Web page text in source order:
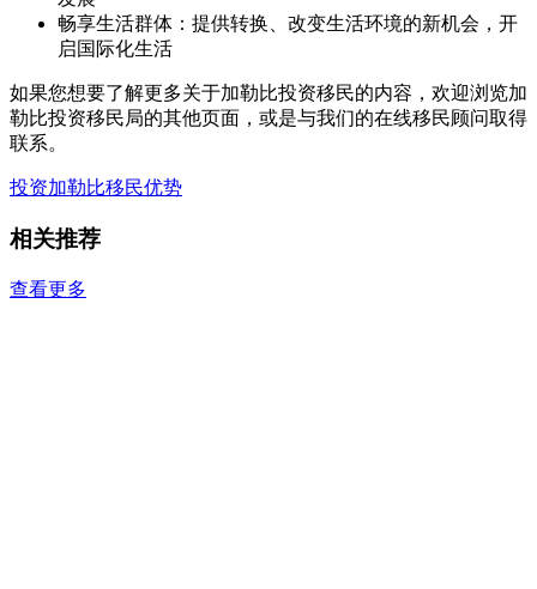
畅享生活群体：提供转换、改变生活环境的新机会，开
启国际化生活
如果您想要了解更多关于加勒比投资移民的内容，欢迎浏览加
勒比投资移民局的其他页面，或是与我们的在线移民顾问取得
联系。
投资加勒比移民优势
相关推荐
查看更多